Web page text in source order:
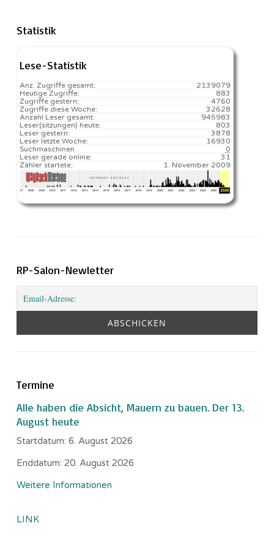
Statistik
Lese-Statistik
2139079
Anz. Zugriffe gesamt:
883
Heutige Zugriffe:
4760
Zugriffe gestern:
32628
Zugriffe diese Woche:
945983
Anzahl Leser gesamt:
803️
Leser(sitzungen) heute:
3878
Leser gestern:
16930️
Leser letzte Woche:
0
Suchmaschinen
31
Leser gerade online:
1. November 2009
Zähler startete:
RP-Salon-Newletter
Termine
Alle haben die Absicht, Mauern zu bauen. Der 13.
August heute
Startdatum: 6. August 2026
Enddatum: 20. August 2026
Weitere Informationen
LINK